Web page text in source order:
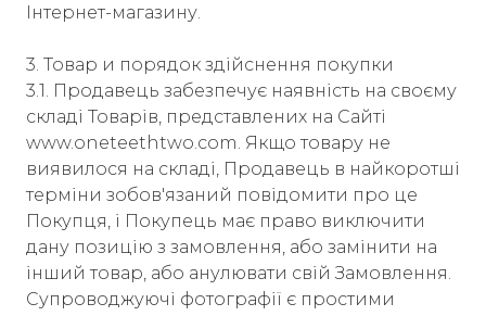
Інтернет-магазину.
3. Товар и порядок здійснення покупки
3.1. Продавець забезпечує наявність на своєму
складі Товарів, представлених на Сайті
www.oneteethtwo.com. Якщо товару не
виявилося на складі, Продавець в найкоротші
терміни зобов'язаний повідомити про це
Покупця, і Покупець має право виключити
дану позицію з замовлення, або замінити на
інший товар, або анулювати свій Замовлення.
Супроводжуючі фотографії є ​​простими